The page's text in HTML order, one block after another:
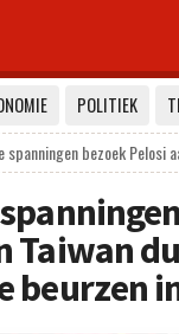
POLITIEK
spanningen bezoek Pelosi
Taiwan
beurzen